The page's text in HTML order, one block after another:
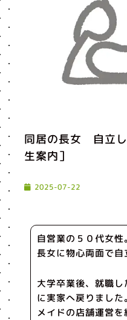
同居の長女 自立
生案内］
2025-07-22
自営業の５０代女
長女に物心両面で自
大学卒業後、就職
に実家へ戻りまし
メイドの店舗運営